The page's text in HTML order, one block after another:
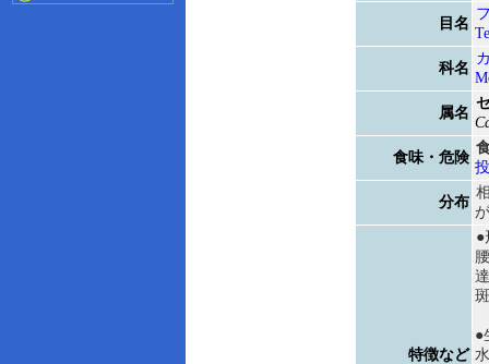
目名
科名
属名
食味・危険
分布
特徴など
●
●